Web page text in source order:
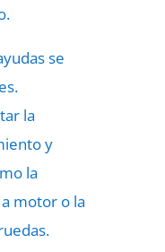
se
la
y
la
motor o la